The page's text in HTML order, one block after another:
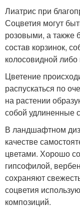
Лиатрис при
Соцветия могут
розовыми, а также
состав корзинок,
колосовидной
Цветение
распускаться по
на растении
собой удлиненные
В ландшафтном
качестве
цветами. Хорошо
гипсофилой,
сохраняют
соцветия
композиций.